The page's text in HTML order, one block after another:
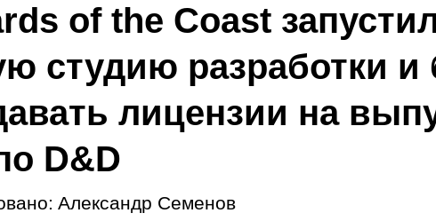
of the Coast
студию разработки и
лицензии на
D&D
Александр Семенов